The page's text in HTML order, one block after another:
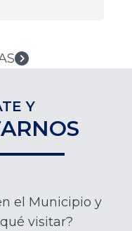
Y
el Municipio y
visitar?